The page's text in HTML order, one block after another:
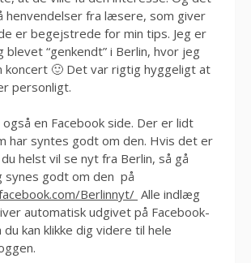
henvendelser fra læsere, som giver
er begejstrede for min tips. Jeg er
blevet “genkendt” i Berlin, hvor jeg
koncert 🙂 Det var rigtig hyggeligt at
personligt.
en Facebook side. Der er lidt
har syntes godt om den. Hvis det er
helst vil se nyt fra Berlin, så gå
synes godt om den på
Berlinnyt/ Alle indlæg
automatisk udgivet på Facebook-
kan klikke dig videre til hele